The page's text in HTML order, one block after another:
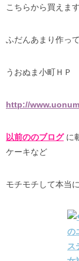
こちらから買えます
ふだんあまり作っ
うおぬま小町ＨＰ
http://
以前ののブログに
ケーキなど
モチモチして本当